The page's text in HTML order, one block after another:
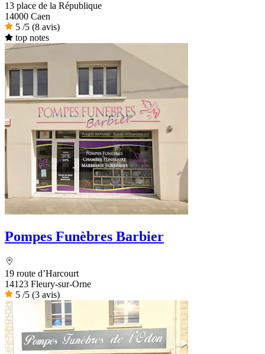
13 place de la République
14000 Caen
5 /5 (8 avis)
top notes
Pompes Funèbres Barbier
19 route d’Harcourt
14123 Fleury-sur-Orne
5 /5 (3 avis)